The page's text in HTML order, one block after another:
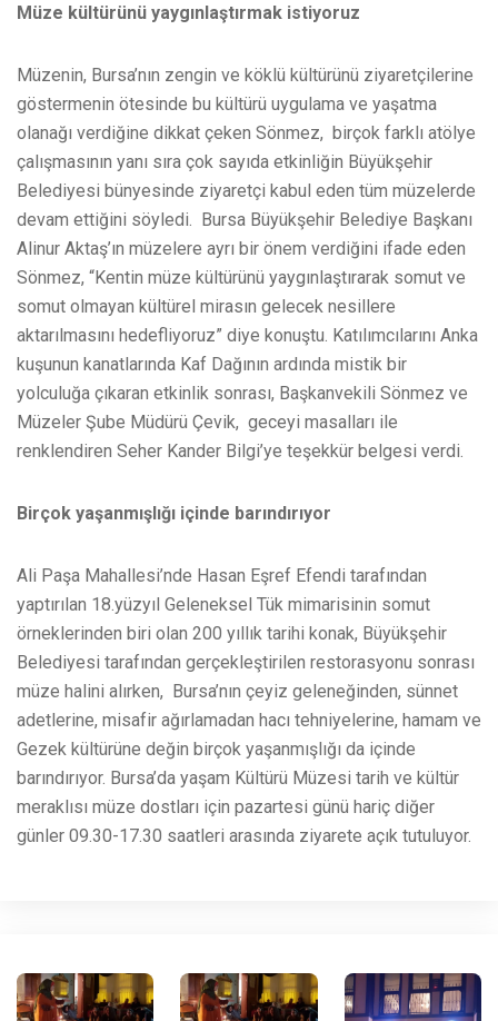
Müze kültürünü yaygınlaştırmak istiyoruz
Müzenin, Bursa’nın zengin ve köklü kültürünü ziyaretçilerine
göstermenin ötesinde bu kültürü uygulama ve yaşatma
olanağı verdiğine dikkat çeken Sönmez, birçok farklı atölye
çalışmasının yanı sıra çok sayıda etkinliğin Büyükşehir
Belediyesi bünyesinde ziyaretçi kabul eden tüm müzelerde
devam ettiğini söyledi. Bursa Büyükşehir Belediye Başkanı
Alinur Aktaş’ın müzelere ayrı bir önem verdiğini ifade eden
Sönmez, “Kentin müze kültürünü yaygınlaştırarak somut ve
somut olmayan kültürel mirasın gelecek nesillere
aktarılmasını hedefliyoruz” diye konuştu. Katılımcılarını Anka
kuşunun kanatlarında Kaf Dağının ardında mistik bir
yolculuğa çıkaran etkinlik sonrası, Başkanvekili Sönmez ve
Müzeler Şube Müdürü Çevik, geceyi masalları ile
renklendiren Seher Kander Bilgi’ye teşekkür belgesi verdi.
Birçok yaşanmışlığı içinde barındırıyor
Ali Paşa Mahallesi’nde Hasan Eşref Efendi tarafından
yaptırılan 18.yüzyıl Geleneksel Tük mimarisinin somut
örneklerinden biri olan 200 yıllık tarihi konak, Büyükşehir
Belediyesi tarafından gerçekleştirilen restorasyonu sonrası
müze halini alırken, Bursa’nın çeyiz geleneğinden, sünnet
adetlerine, misafir ağırlamadan hacı tehniyelerine, hamam ve
Gezek kültürüne değin birçok yaşanmışlığı da içinde
barındırıyor. Bursa’da yaşam Kültürü Müzesi tarih ve kültür
meraklısı müze dostları için pazartesi günü hariç diğer
günler 09.30-17.30 saatleri arasında ziyarete açık tutuluyor.